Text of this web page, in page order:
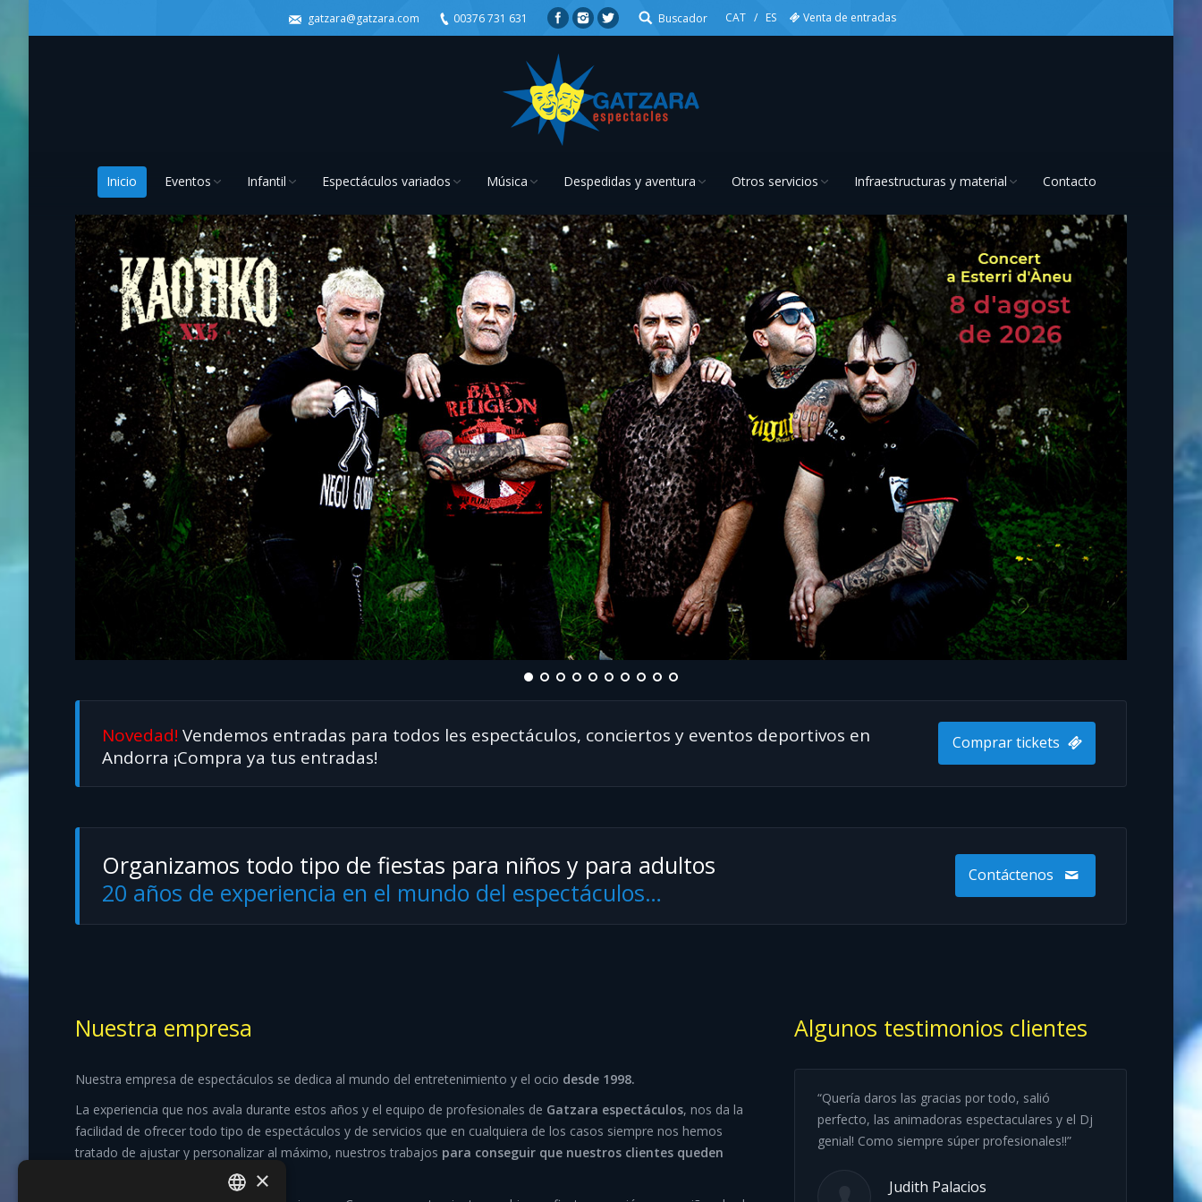
gatzara@gatzara.com 00376 731 631 Buscador CAT / ES Venta de entradas
Inicio Eventos Infantil Espectáculos variados Música Despedidas y aventura Otros servicios Infraestructuras y material Contacto
Novedad! Vendemos entradas para todos les espectáculos, conciertos y eventos deportivos en
Andorra ¡Compra ya tus entradas!
Comprar tickets
Organizamos todo tipo de fiestas para niños y para adultos
20 años de experiencia en el mundo del espectáculos…
Contáctenos
Nuestra empresa
Nuestra empresa de espectáculos se dedica al mundo del entretenimiento y el ocio desde 1998.
La experiencia que nos avala durante estos años y el equipo de profesionales de Gatzara espectáculos, nos da la
facilidad de ofrecer todo tipo de espectáculos y de servicios que en cualquiera de los casos siempre nos hemos
tratado de ajustar y personalizar al máximo, nuestros trabajos para conseguir que nuestros clientes queden
Algunos testimonios clientes
“Quería daros las gracias por todo, salió
perfecto, las animadoras espectaculares y el Dj
genial! Como siempre súper profesionales!!”
Judith Palacios
bien! Todos
disfrutar
×